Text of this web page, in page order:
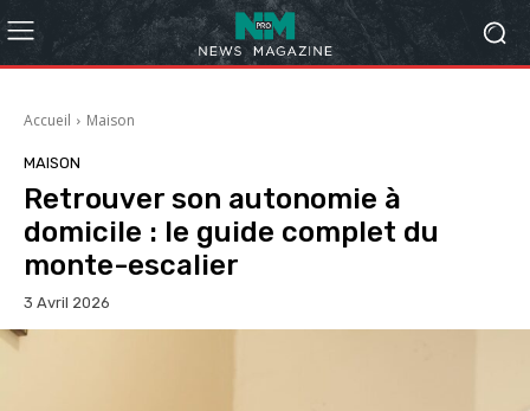
Accueil Maison
MAISON
Retrouver son autonomie à
domicile : le guide complet du
monte-escalier
3 Avril 2026